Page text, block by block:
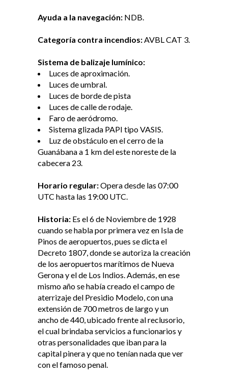
Ayuda a la navegación: NDB.
Categoría contra incendios: AVBL CAT 3.
Sistema de balizaje lumínico:
Luces de aproximación.
Luces de umbral.
Luces de borde de pista
Luces de calle de rodaje.
Faro de aeródromo.
Sistema glizada PAPI tipo VASIS.
Luz de obstáculo en el cerro de la
Guanábana a 1 km del este noreste de la
cabecera 23.
Horario regular:Opera desde las 07:00
UTC hasta las 19:00 UTC.
Historia: Es el 6 de Noviembre de 1928
cuando se habla por primera vez en Isla de
Pinos de aeropuertos, pues se dicta el
Decreto 1807, donde se autoriza la creación
de los aeropuertos marítimos de Nueva
Gerona y el de Los Indios. Además, en ese
mismo año se había creado el campo de
aterrizaje del Presidio Modelo, con una
extensión de 700 metros de largo y un
ancho de 440, ubicado frente al reclusorio,
el cual brindaba servicios a funcionarios y
otras personalidades que iban para la
capital pinera y que no tenían nada que ver
con el famoso penal.